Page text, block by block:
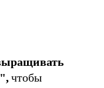
чтобы